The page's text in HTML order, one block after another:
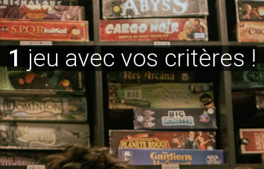
1 jeu avec vos critères !